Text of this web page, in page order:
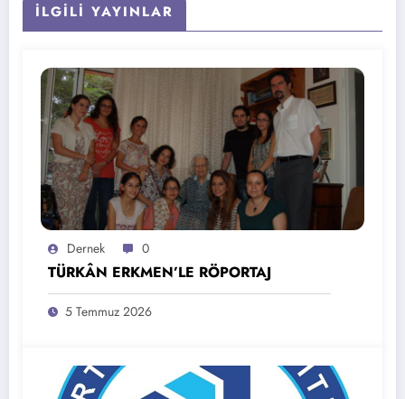
İLGILI YAYINLAR
Dernek 0
TÜRKÂN ERKMEN’LE RÖPORTAJ
5 Temmuz 2026